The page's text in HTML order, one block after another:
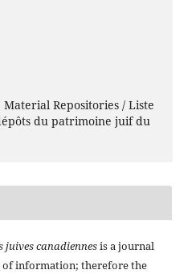
Repositories / Liste
du patrimoine juif du
juives canadiennesis a journal
of information; therefore the